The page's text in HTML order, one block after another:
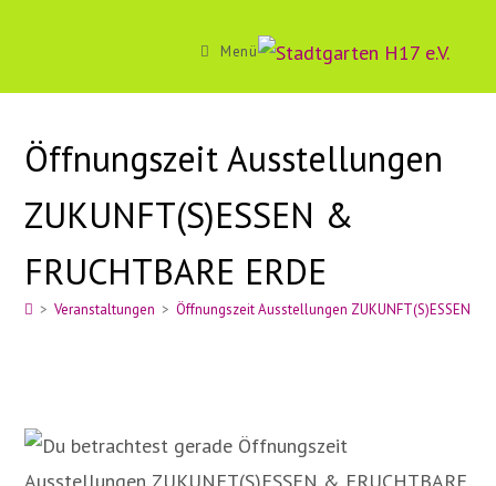
Menü
Öffnungszeit Ausstellungen
ZUKUNFT(S)ESSEN &
FRUCHTBARE ERDE
> Veranstaltungen > Öffnungszeit Ausstellungen ZUKUNFT(S)ESSEN &